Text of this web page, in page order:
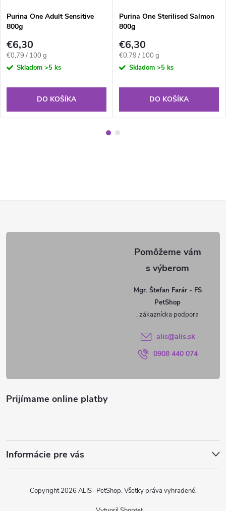
Purina One Adult Sensitive
800g
€6,30
Jednotková
cena:
€0,79 / 100 g
Skladom >5 ks
DO KOŠÍKA
Purina One Sterilised Salmon
800g
€6,30
Jednotková
cena:
€0,79 / 100 g
Skladom >5 ks
DO KOŠÍKA
á
Mgr. Štefan Farár - FS
PetShop
alis@alis.sk
0908 440 074
Prijímame online platby
Informácie pre vás
Copyright 2026 ALIS- PetShop. Všetky práva vyhradené.